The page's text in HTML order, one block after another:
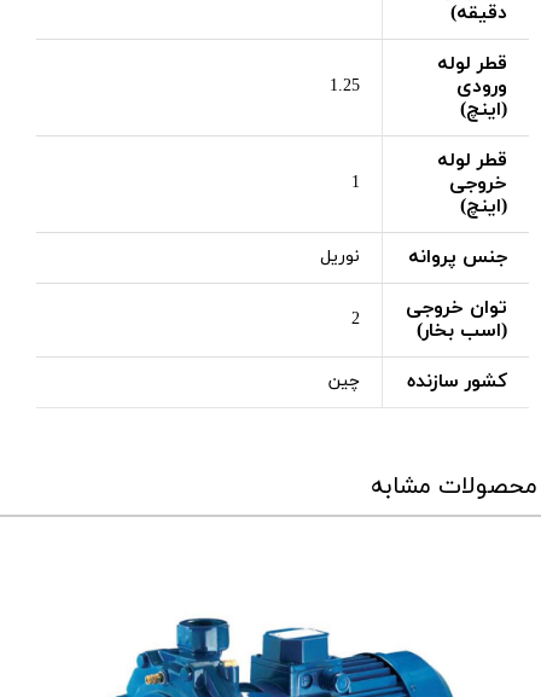
دقیقه)
قطر لوله
ورودی
(اینچ)
1.25
قطر لوله
خروجی
(اینچ)
1
جنس پروانه نوریل
توان خروجی
(اسب بخار)
2
کشور سازنده چین
محصولات مشابه